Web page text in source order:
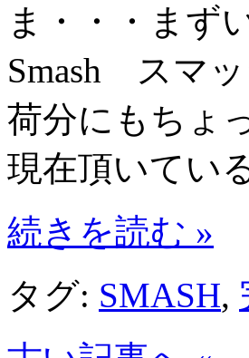
ま・・・まず
Smash スマ
荷分にもちょ
現在頂いてい
続きを読む »
タグ: SMASH,